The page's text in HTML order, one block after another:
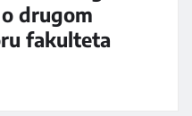
drugom
fakulteta